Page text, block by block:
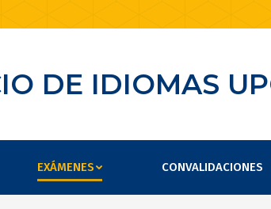
DE IDIOMAS
EXÁMENES CONVALIDACIONES